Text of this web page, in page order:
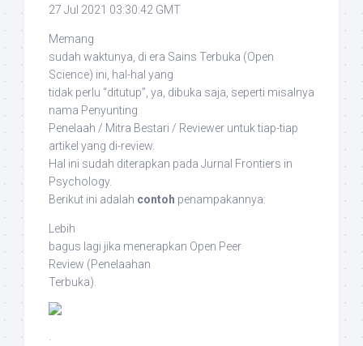
27 Jul 2021 03:30:42 GMT
Memang
sudah waktunya, di era Sains Terbuka (Open
Science) ini, hal-hal yang
tidak perlu “ditutup”, ya, dibuka saja, seperti misalnya
nama Penyunting
Penelaah / Mitra Bestari / Reviewer untuk tiap-tiap
artikel yang di-review
Hal ini sudah diterapkan pada Jurnal Frontiers in
Psychology.
Berikut ini adalah contoh penampakannya:
Lebih
bagus lagi jika menerapkan Open Peer
Review (Penelaahan
Terbuka).
·